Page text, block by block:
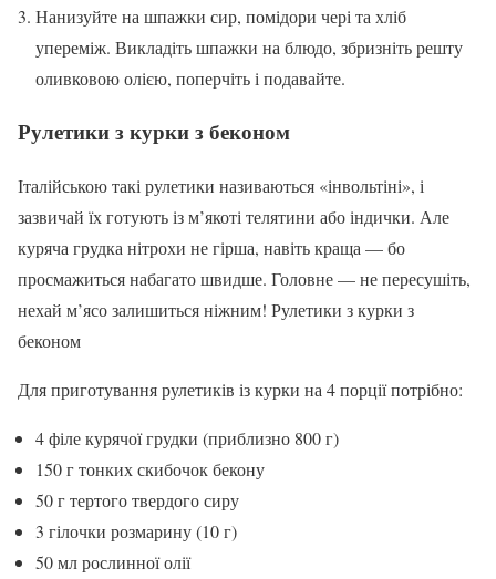
Нанизуйте на шпажки сир, помідори чері та хліб
упереміж. Викладіть шпажки на блюдо, збризніть решту
оливковою олією, поперчіть і подавайте.
Рулетики з курки з беконом
Італійською такі рулетики називаються «інвольтіні», і
зазвичай їх готують із м’якоті телятини або індички. Але
куряча грудка нітрохи не гірша, навіть краща — бо
просмажиться набагато швидше. Головне — не пересушіть,
нехай м’ясо залишиться ніжним! Рулетики з курки з
беконом
Для приготування рулетиків із курки на 4 порції потрібно:
4 філе курячої грудки (приблизно 800 г)
150 г тонких скибочок бекону
50 г тертого твердого сиру
3 гілочки розмарину (10 г)
50 мл рослинної олії